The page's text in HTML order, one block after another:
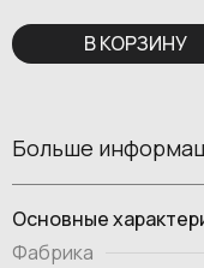
В КОРЗИНУ
Больше
Основные
Фабрика